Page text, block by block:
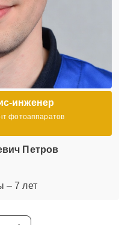
инженер
фотоаппаратов
Петров
– 7 лет